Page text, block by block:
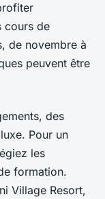
cours de
de novembre à
peuvent être
des
Pour un
les
formation.
Village Resort,